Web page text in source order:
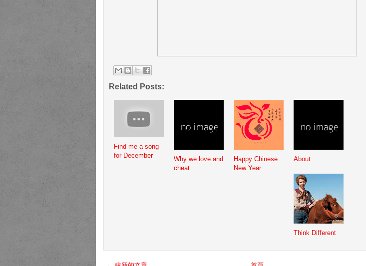
Related Posts:
Find me a song
for December
Why we love and
cheat
Happy Chinese
New Year
About
Think Different